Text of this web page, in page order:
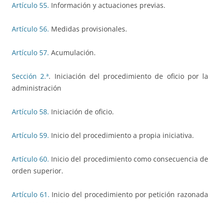
Artículo 55. Información y actuaciones previas.
Artículo 56. Medidas provisionales.
Artículo 57. Acumulación.
Sección 2.ª. Iniciación del procedimiento de oficio por la
administración
Artículo 58. Iniciación de oficio.
Artículo 59. Inicio del procedimiento a propia iniciativa.
Artículo 60. Inicio del procedimiento como consecuencia de
orden superior.
Artículo 61. Inicio del procedimiento por petición razonada